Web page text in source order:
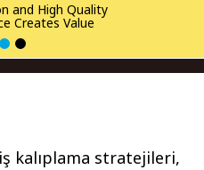
and High Quality
Creates Value
kalıplama stratejileri,